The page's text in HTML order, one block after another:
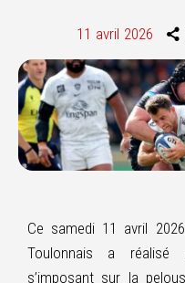
11 avril 2026
Ce samedi 11 avril
Toulonnais a
s’imposant sur la